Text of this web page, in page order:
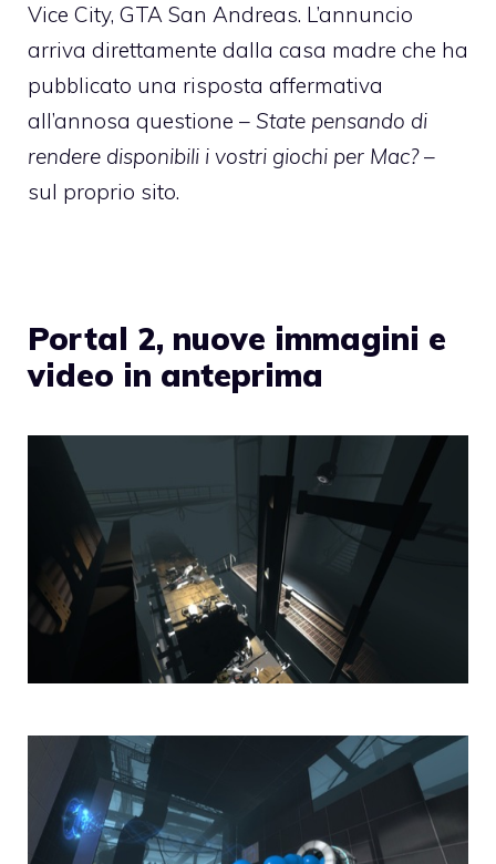
Vice City, GTA San Andreas. L’annuncio
arriva direttamente dalla casa madre che ha
pubblicato una risposta affermativa
all’annosa questione – State pensando di
rendere disponibili i vostri giochi per Mac?–
sul proprio sito.
Portal 2, nuove immagini e
video in anteprima